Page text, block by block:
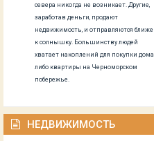
севера никогда не возникает. Другие,
заработав деньги, продают
недвижимость, и отправляются ближе
к солнышку. Большинству людей
хватает накоплений для покупки дома
либо квартиры на Черноморском
побережье.
НЕДВИЖИМОСТЬ